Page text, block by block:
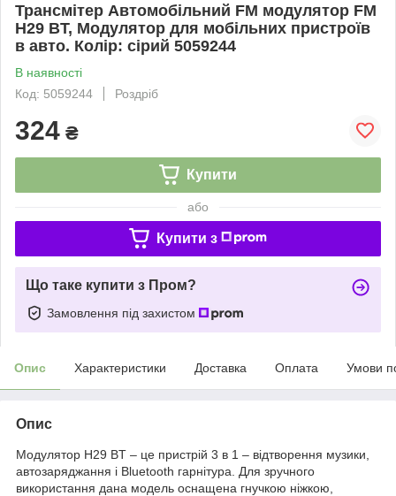
Трансмітер Автомобільний FM модулятор FM
H29 BT, Модулятор для мобільних пристроїв
в авто. Колір: сірий 5059244
В наявності
Код: 5059244
Роздріб
324 ₴
Купити
або
Купити з
Що таке купити з Пром?
Замовлення під захистом
Опис Характеристики Доставка Оплата Умови
Опис
Модулятор H29 BT – це пристрій 3 в 1 – відтворення музики,
автозаряджання і Bluetooth гарнітура. Для зручного
використання дана модель оснащена гнучкою ніжкою,